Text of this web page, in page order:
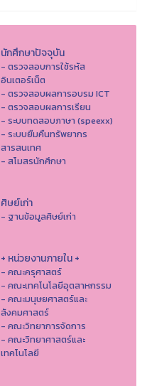
นักศึกษาปัจจุบัน
- ตรวจสอบการใช้รหัส
อินเตอร์เน็ต
- ตรวจสอบผลการอบรม ICT
- ตรวจสอบผลการเรียน
- ระบบทดสอบภาษา (speexx)
- ระบบยืมคืนทรัพยากร
สารสนเทศ
- สโมสรนักศึกษา
ศิษย์เก่า
- ฐานข้อมูลศิษย์เก่า
+ หน่วยงานภายใน +
- คณะครุศาสตร์
- คณะเทคโนโลยีอุตสาหกรรม
- คณะมนุษยศาสตร์และ
สังคมศาสตร์
- คณะวิทยาการจัดการ
- คณะวิทยาศาสตร์และ
เทคโนโลยี